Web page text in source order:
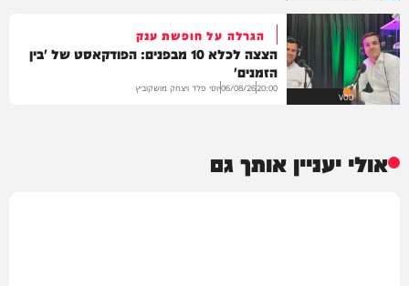
VOD
הגרלה על חופשת ענק
הצצה לכלא 10 מבפנים: הפודקאסט של 'בין
הזמנים'
20:00
06/08/26יוסי פלד ויצחק מושקוביץ
אולי יעניין אותך גם